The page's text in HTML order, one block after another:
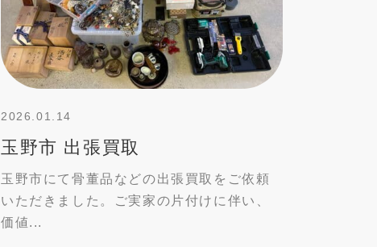
2026.01.14
玉野市 出張買取
玉野市にて骨董品などの出張買取をご依頼
いただきました。ご実家の片付けに伴い、
価値...